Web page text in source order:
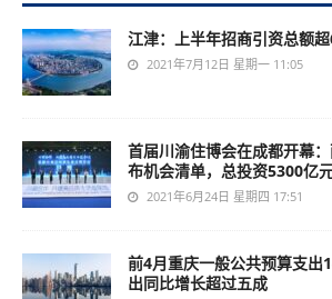
江津：上半年招商引资总额
2021年7月12日 星期一 11:05
首届川渝住博会在成都开幕
布机会清单，总投资5300亿
2021年6月24日 星期四 17:51
前4月重庆一般公共预算支出
出同比增长超过五成